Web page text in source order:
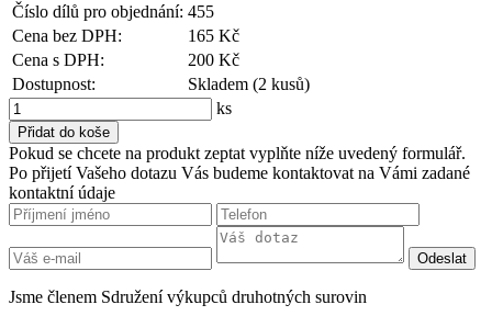
Číslo dílů pro objednání: 455
Cena bez DPH:
165 Kč
Cena s DPH:
200 Kč
Dostupnost:
Skladem (2 kusů)
ks
Pokud se chcete na produkt zeptat vyplňte níže uvedený formulář.
Po přijetí Vašeho dotazu Vás budeme kontaktovat na Vámi zadané
kontaktní údaje
Jsme členem Sdružení výkupců druhotných surovin